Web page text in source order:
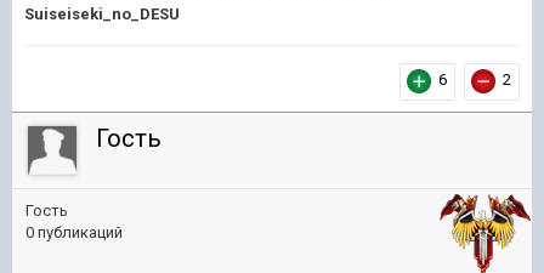
Suiseiseki_no_DESU
6 2
Гость
Гость
0 публикаций